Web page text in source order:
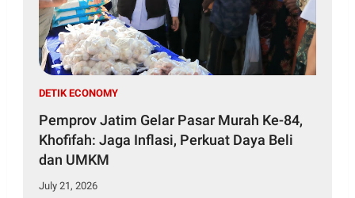
DETIK ECONOMY
Pemprov Jatim Gelar Pasar Murah Ke-84,
Khofifah: Jaga Inflasi, Perkuat Daya Beli
dan UMKM
July 21, 2026